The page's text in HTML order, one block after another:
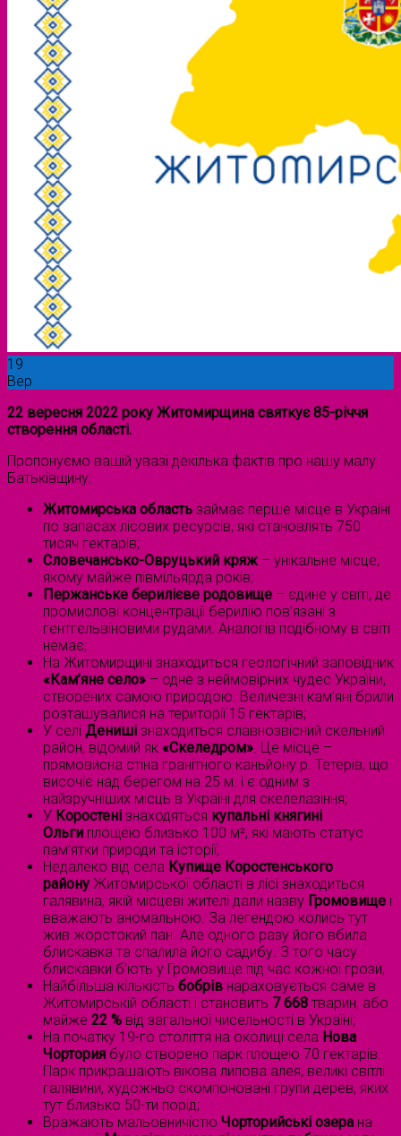
19
Вер
22 вересня 2022 року Житомирщина святкує 85-річчя
створення області.
Пропонуємо вашій увазі декілька фактів про нашу малу
Батьківщину:
Житомирська область займає перше місце в Україні
по запасах лісових ресурсів, які становлять 750
тисяч гектарів;
Словечансько-Овруцький кряж – унікальне місце,
якому майже півмільярда років;
Пержанське берилієве родовище – єдине у світі, де
промислові концентрації берилію пов’язані з
гентгельвіновими рудами. Аналогів подібному в світі
немає;
На Житомирщині знаходиться геологічний заповідник
«Кам’яне село» – одне з неймовірних чудес України,
створених самою природою. Величезні кам’яні брили
розташувалися на території 15 гектарів;
У селі Дениші знаходиться славнозвісний скельний
район, відомий як «Скеледром». Це місце –
прямовисна стіна гранітного каньйону р. Тетерів, що
височіє над берегом на 25 м. і є одним з
найзручніших місць в Україні для скелелазіння;
У Коростені знаходяться купальні княгині
Ольги площею близько 100 м², які мають статус
пам’ятки природи та історії;
Недалеко від села Купище Коростенського
району Житомирської області в лісі знаходиться
галявина, якій місцеві жителі дали назву Громовище і
вважають аномальною. За легендою колись тут
жив жорстокий пан. Але одного разу його вбила
блискавка та спалила його садибу. З того часу
блискавки б’ють у Громовище під час кожної грози;
Найбільша кількість бобрів нараховується саме в
Житомирській області і становить 7 668 тварин, або
майже 22 % від загальної чисельності в Україні;
На початку 19-го століття на околиці села Нова
Чортория було створено парк площею 70 гектарів.
Парк прикрашають вікова липова алея, великі світлі
галявини, художньо скомпоновані групи дерев, яких
тут близько 50-ти порід;
Вражають мальовничістю Чорторийські озера на